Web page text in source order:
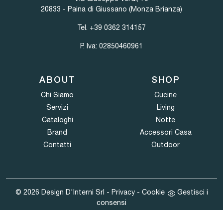
20833 - Paina di Giussano (Monza Brianza)
Tel. +39 0362 314157
P. Iva: 02850460961
ABOUT
Chi Siamo
Servizi
Cataloghi
Brand
Contatti
SHOP
Cucine
Living
Notte
Accessori Casa
Outdoor
© 2026 Design D'Interni Srl - Privacy- Cookie
Gestisci i
consensi